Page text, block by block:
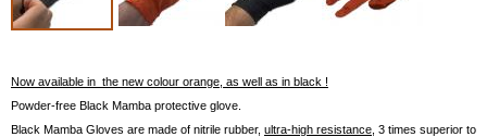
Now available in the new colour orange, as well as in black !
Powder-free Black Mamba protective glove.
Black Mamba Gloves are made of nitrile rubber, ultra-high resistance , 3 times superior to